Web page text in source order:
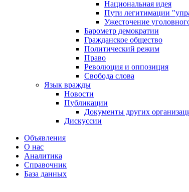
Национальная идея
Пути легитимации
Ужесточение
Барометр демократии
Гражданское общество
Политический режим
Право
Революция и оппозиция
Свобода слова
Язык вражды
Новости
Публикации
Документы других
Дискуссии
Объявления
О нас
Аналитика
Справочник
База данных